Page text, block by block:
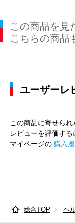
この商品を見
こちらの商品
ユーザーレ
この商品に寄せられ
レビューを評価する
マイページの 購入
総合TOP ヘ